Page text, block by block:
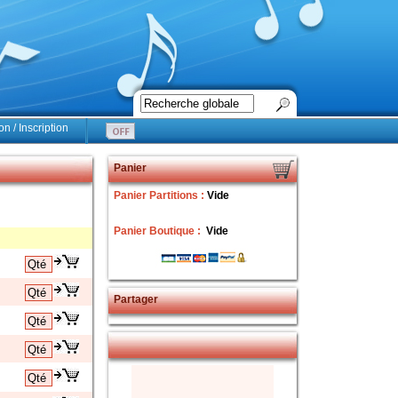
/ Inscription
Panier
Panier Partitions : Vide
Panier Boutique : Vide
Partager